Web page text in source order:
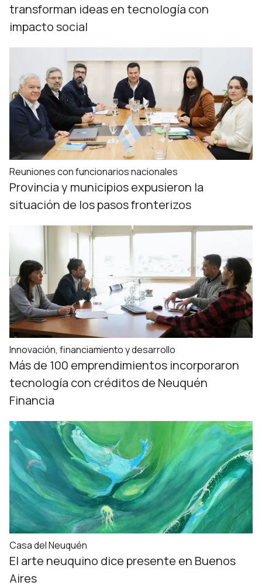
transforman ideas en tecnología con
impacto social
Reuniones con funcionarios nacionales
Provincia y municipios expusieron la
situación de los pasos fronterizos
Innovación, financiamiento y desarrollo
Más de 100 emprendimientos incorporaron
tecnología con créditos de Neuquén
Financia
Casa del Neuquén
El arte neuquino dice presente en Buenos
Aires